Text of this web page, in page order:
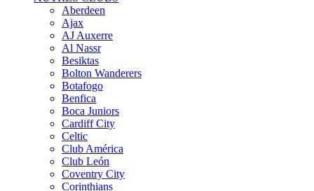
Aberdeen
Ajax
AJ Auxerre
Al Nassr
Besiktas
Bolton Wanderers
Botafogo
Benfica
Boca Juniors
Cardiff City
Celtic
Club América
Club León
Coventry City
Corinthians